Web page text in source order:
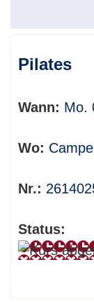
Pilates
Wann: Mo.
Wo:
Nr.:
Status: